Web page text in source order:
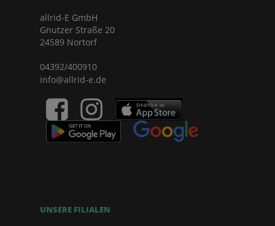
allrid-E GmbH
Gnutzer Straße 20
24589 Nortorf
04392/400910
info@allrid-e.de
UNSERE FILIALEN